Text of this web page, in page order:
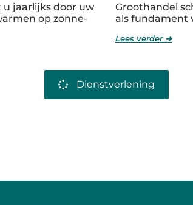
u jaarlijks door uw
op zonne-
Groothandel
als fundament
Lees verder ➜
Dienstverlening